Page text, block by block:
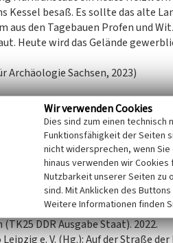
Kessel besaß. Es sollte das alte
aus den Tagebauen Profen und
Heute wird das Gelände
Archäologie Sachsen, 2023)
DDR Ausgabe Staat). 2022.
e. V. (Hg.): Auf der Straße
Wir verwenden Cookies
Dies sind zum einen technisch
Funktionsfähigkeit der Seiten
nicht widersprechen, wenn
hinaus verwenden wir Cookies
Nutzbarkeit unserer Seiten zu
sind. Mit Anklicken des
Weitere Informationen finden